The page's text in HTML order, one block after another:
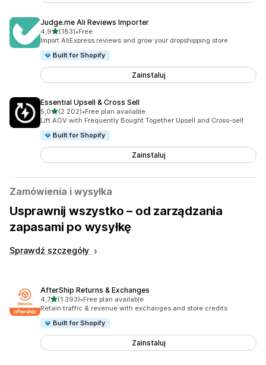
Judge.me Ali Reviews Importer
4,9na 5 gwiazdek
(183)
Łączna liczba recenzji: 183
•Free
Import AliExpress reviews and grow your dropshipping store
Built for Shopify
Zainstaluj
Essential Upsell & Cross Sell
5,0na 5 gwiazdek
(2 202)
Łączna liczba recenzji: 2202
•Free plan available
Lift AOV with Frequently Bought Together Upsell and Cross-sell
Built for Shopify
Zainstaluj
Zamówienia i wysyłka
Usprawnij wszystko – od zarządzania
zapasami po wysyłkę
Sprawdź szczegóły
AfterShip Returns & Exchanges
4,7na 5 gwiazdek
(1 393)
Łączna liczba recenzji: 1393
•Free plan available
Retain traffic & revenue with exchanges and store credits
Built for Shopify
Zainstaluj